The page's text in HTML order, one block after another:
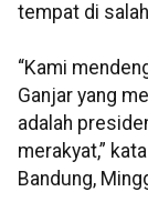
tempat di
“Kami
Ganjar yang
adalah
merakyat,”
Bandung,